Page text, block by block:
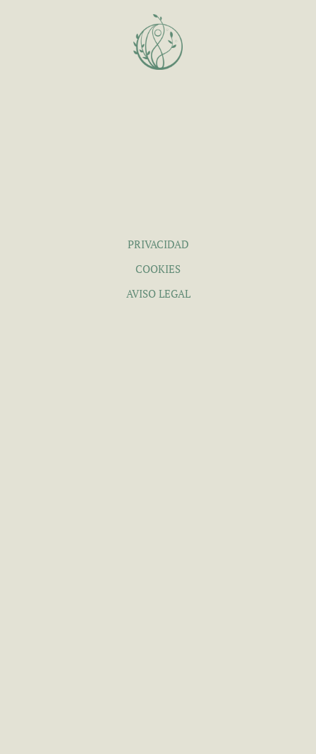
PRIVACIDAD
COOKIES
AVISO LEGAL